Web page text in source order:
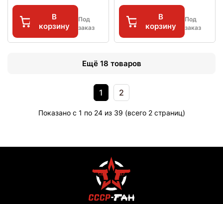
В
корзину
Под
заказ
В
корзину
Под
заказ
Ещё 18 товаров
1 2
Показано с 1 по 24 из 39 (всего 2 страниц)